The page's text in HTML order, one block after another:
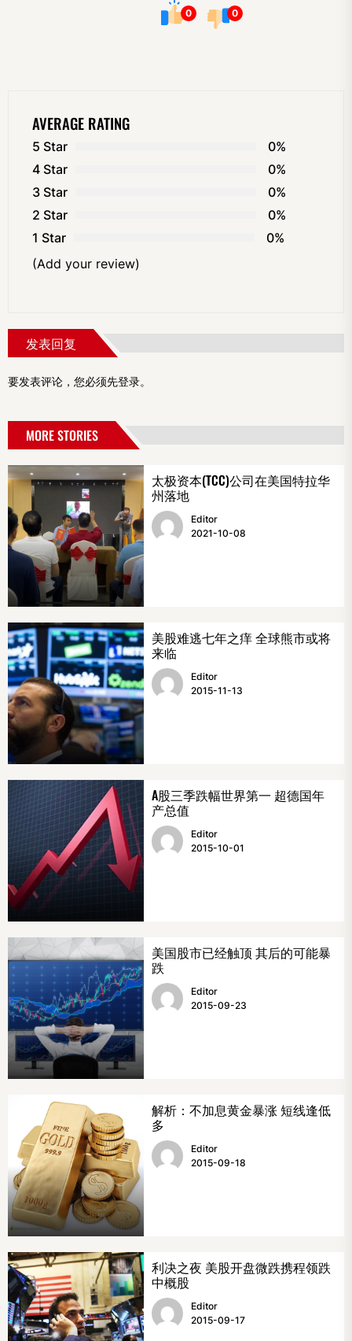
0 0
AVERAGE RATING
5 Star
0%
4 Star
0%
3 Star
0%
2 Star
0%
1 Star
0%
(Add your review)
发表回复
要发表评论，您必须先登录。
MORE STORIES
太极资本(TCC)公司在美国特拉华
州落地
Editor
2021-10-08
美股难逃七年之痒 全球熊市或将
来临
Editor
2015-11-13
A股三季跌幅世界第一 超德国年
产总值
Editor
2015-10-01
美国股市已经触顶 其后的可能暴
跌
Editor
2015-09-23
解析：不加息黄金暴涨 短线逢低
多
Editor
2015-09-18
利决之夜 美股开盘微跌携程领跌
中概股
Editor
2015-09-17